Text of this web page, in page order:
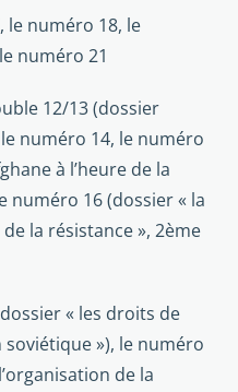
le numéro 18, le
numéro 21
12/13 (dossier
numéro 14, le numéro
à l’heure de la
numéro 16 (dossier « la
la résistance », 2ème
« les droits de
soviétique »), le numéro
de la